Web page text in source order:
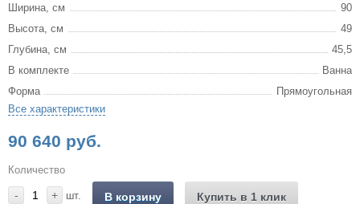
Ширина, см
90
Высота, см
49
Глубина, см
45,5
В комплекте
Ванна
Форма
Прямоугольная
Все характеристики
90 640 руб.
Количество
- + шт. В корзину Купить в 1 клик